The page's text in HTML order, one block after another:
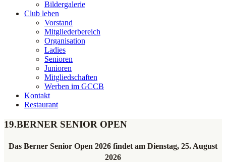
Bildergalerie
Club leben
Vorstand
Mitgliederbereich
Organisation
Ladies
Senioren
Junioren
Mitgliedschaften
Werben im GCCB
Kontakt
Restaurant
19.BERNER SENIOR OPEN
Das Berner Senior Open 2026 findet am Dienstag, 25. August
2026